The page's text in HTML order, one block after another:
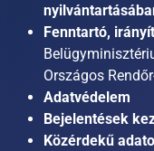
Fenntartó,
Országos
Adatvédelem
Bejelentések
Közérdekű